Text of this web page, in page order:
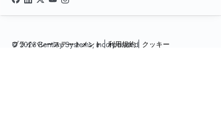
© 2026 Bentley Systems, incorporated
プライバシーステートメント|利用規約| クッキー